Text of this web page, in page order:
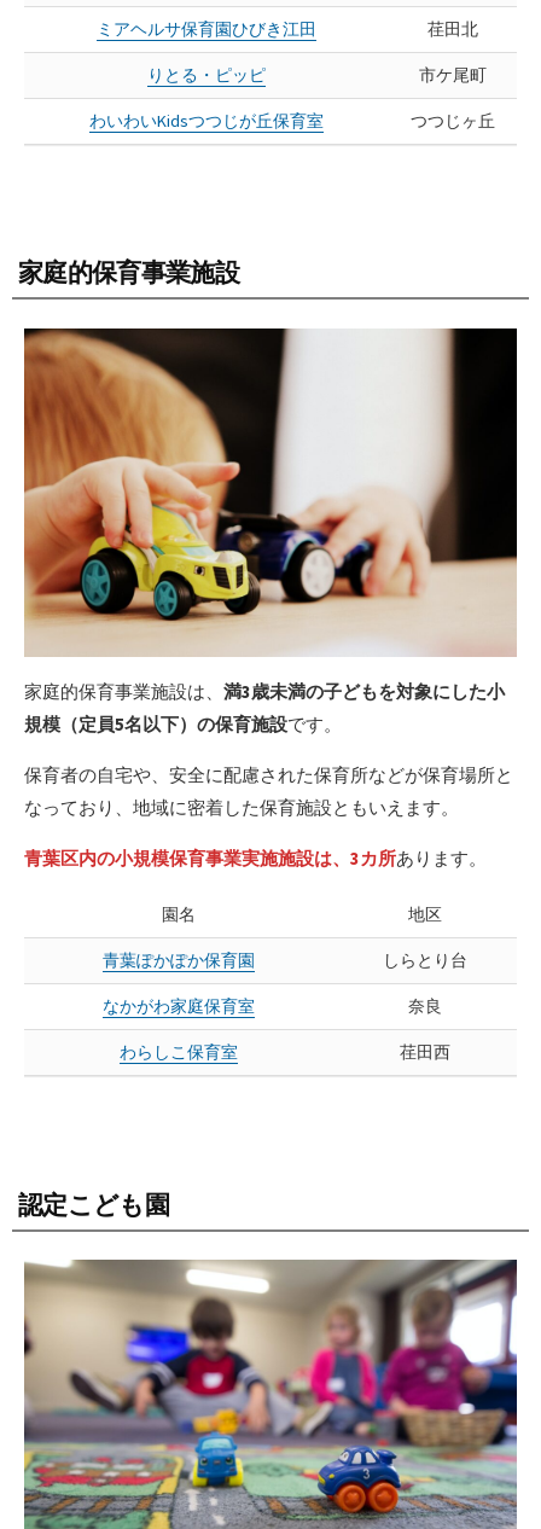
ミアヘルサ保育園ひびき江田 荏田北
りとる・ピッピ 市ケ尾町
わいわいKidsつつじが丘保育室 つつじヶ丘
家庭的保育事業施設
家庭的保育事業施設は、 満3歳未満の子どもを対象にした小
規模（定員5名以下）の保育施設です。
保育者の自宅や、安全に配慮された保育所などが保育場所と
なっており、地域に密着した保育施設ともいえます。
青葉区内の小規模保育事業実施施設は、3カ所あります。
園名 地区
青葉ぽかぽか保育園 しらとり台
なかがわ家庭保育室 奈良
わらしこ保育室 荏田西
認定こども園